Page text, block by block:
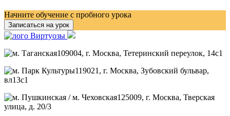
Начните обучение с пробного урока
Записаться на урок
109004, г. Москва, Тетеринский переулок, 14с1
119021 , г. Москва, Зубовский бульвар,
вл13с1
125009, г. Москва, Тверская
улица, д. 20/3